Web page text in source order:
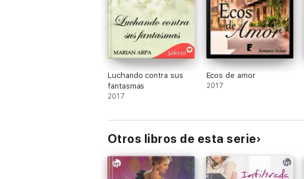
Luchando contra sus
fantasmas
2017
Ecos de amor
2017
Otros libros de esta serie